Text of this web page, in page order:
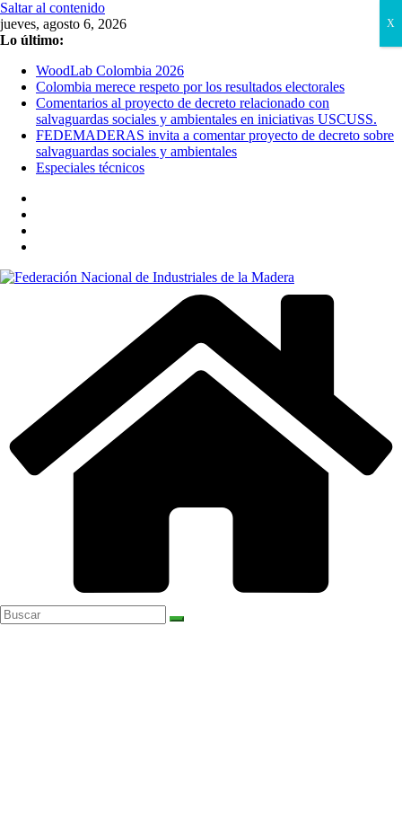
Saltar al contenido
jueves, agosto 6, 2026
Lo último:
WoodLab Colombia 2026
Colombia merece respeto por los resultados electorales
Comentarios al proyecto de decreto relacionado con
salvaguardas sociales y ambientales en iniciativas USCUSS.
FEDEMADERAS invita a comentar proyecto de decreto sobre
salvaguardas sociales y ambientales
Especiales técnicos
X